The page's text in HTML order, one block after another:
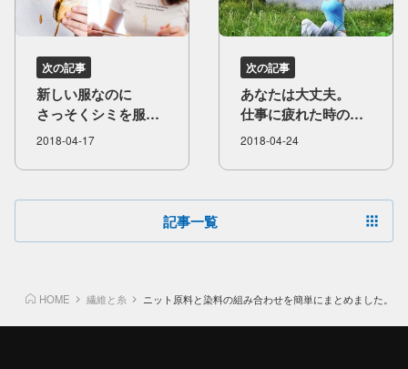
次の記事
新しい​服なのに​
さっそく​シミを​服に​
付けちゃったら！？
2018-04-17
次の記事
あなたは​大丈夫。​
仕事に​疲れた​時の​
解消法を​
2018-04-24
記事一覧
HOME 繊維と糸 ニット原料と染料の組み合わせを簡単にまとめました。